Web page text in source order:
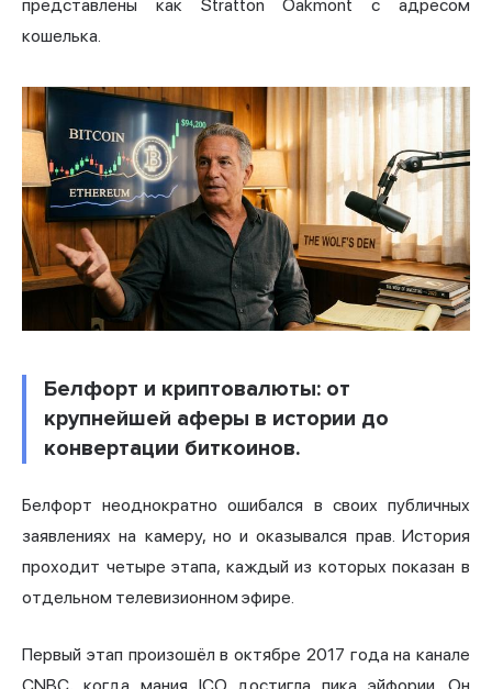
представлены как Stratton Oakmont с адресом
кошелька.
Белфорт и криптовалюты: от
крупнейшей аферы в истории до
конвертации биткоинов.
Белфорт неоднократно ошибался в своих публичных
заявлениях на камеру, но и оказывался прав. История
проходит четыре этапа, каждый из которых показан в
отдельном телевизионном эфире.
Первый этап произошёл в октябре 2017 года на канале